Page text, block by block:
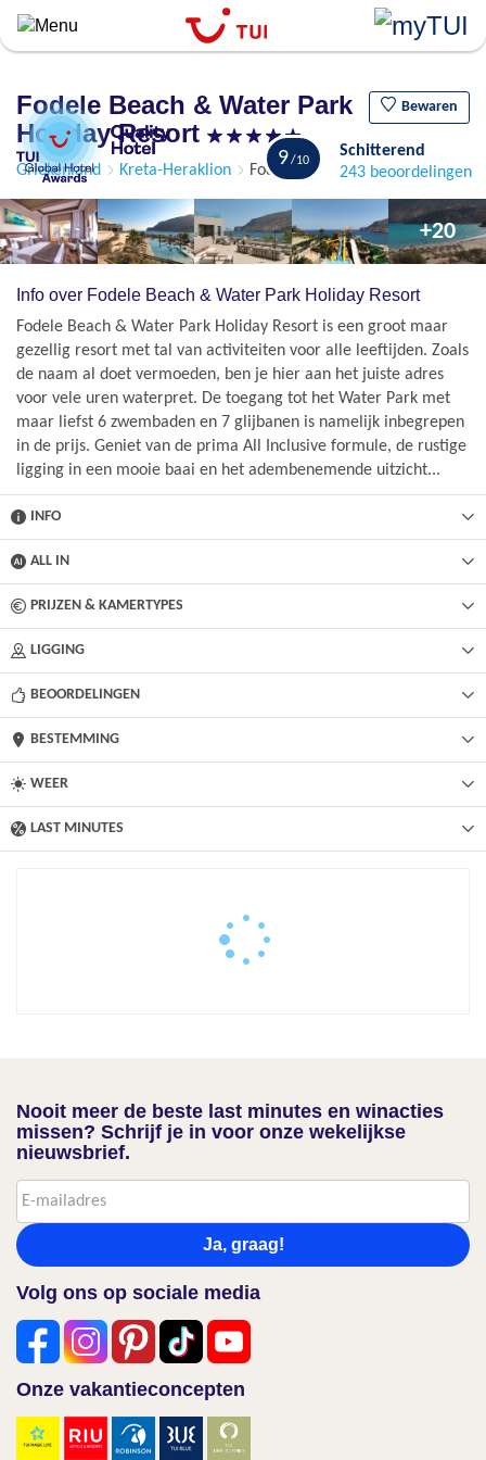
Overslaan
algemene
inhoud
gaan
Fodele Beach & Water Park
Holiday Resort
Bewaren
Griekenland Kreta-Heraklion Fodele
9
Schitterend
243 beoordelingen
+20
Info over Fodele Beach & Water Park Holiday Resort
Fodele Beach & Water Park Holiday Resort is een groot maar
gezellig resort met tal van activiteiten voor alle leeftijden. Zoals
de naam al doet vermoeden, ben je hier aan het juiste adres
voor vele uren waterpret. De toegang tot het Water Park met
maar liefst 6 zwembaden en 7 glijbanen is namelijk inbegrepen
in de prijs. Geniet van de prima All Inclusive formule, de rustige
ligging in een mooie baai en het adembenemende uitzicht...
INFO
ALL IN
PRIJZEN & KAMERTYPES
LIGGING
BEOORDELINGEN
BESTEMMING
WEER
LAST MINUTES
Nooit meer de beste last minutes en winacties
missen? Schrijf je in voor onze wekelijkse
nieuwsbrief.
Ja, graag!
Volg ons op sociale media
Onze vakantieconcepten